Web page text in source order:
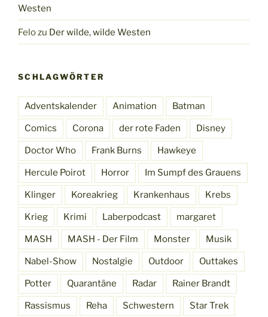
Westen
Felozu Der wilde, wilde Westen
SCHLAGWÖRTER
Adventskalender Animation Batman
Comics Corona der rote Faden Disney
Doctor Who Frank Burns Hawkeye
Hercule Poirot Horror Im Sumpf des Grauens
Klinger Koreakrieg Krankenhaus Krebs
Krieg Krimi Laberpodcast margaret
MASH MASH - Der Film Monster Musik
Nabel-Show Nostalgie Outdoor Outtakes
Potter Quarantäne Radar Rainer Brandt
Rassismus Reha Schwestern Star Trek